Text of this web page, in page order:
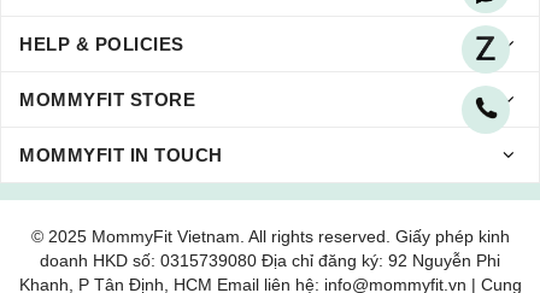
HELP & POLICIES
MOMMYFIT STORE
MOMMYFIT IN TOUCH
© 2025 MommyFit Vietnam. All rights reserved. Giấy phép kinh
doanh HKD số: 0315739080 Địa chỉ đăng ký: 92 Nguyễn Phi
Khanh, P Tân Định, HCM Email liên hệ: info@mommyfit.vn | Cung